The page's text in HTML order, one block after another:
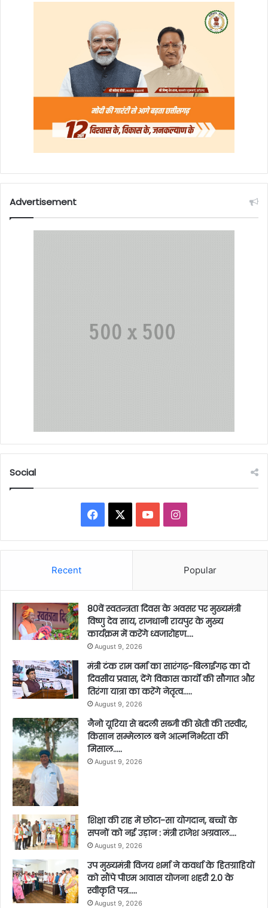
Advertisement
Social
Facebook YouTubeInstagram
Recent Popular
80वें स्वतन्त्रता दिवस के अवसर पर मुख्यमंत्री
विष्णु देव साय, राजधानी रायपुर के मुख्य
कार्यक्रम में करेंगे ध्वजारोहण….
August 9, 2026
मंत्री टंक राम वर्मा का सारंगढ़-बिलाईगढ़ का दो
दिवसीय प्रवास, देंगे विकास कार्यों की सौगात और
तिरंगा यात्रा का करेंगे नेतृत्व…..
August 9, 2026
नैनो यूरिया से बदली सब्जी की खेती की तस्वीर,
किसान सम्मेलाल बने आत्मनिर्भरता की
मिसाल…..
August 9, 2026
शिक्षा की राह में छोटा-सा योगदान, बच्चों के
सपनों को नई उड़ान : मंत्री राजेश अग्रवाल….
August 9, 2026
उप मुख्यमंत्री विजय शर्मा ने कवर्धा के हितग्राहियों
को सौंपे पीएम आवास योजना शहरी 2.0 के
स्वीकृति पत्र…..
August 9, 2026